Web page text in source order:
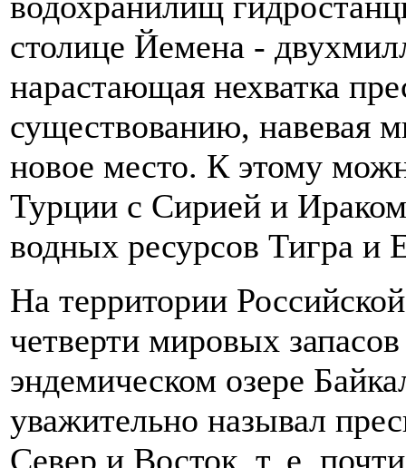
столице Йемена -
нарастающая нехватка
существованию, навевая
новое место. К этому
Турции с Сирией и
водных ресурсов Тигра и
На территории
четверти мировых
эндемическом озере
уважительно называл
Север и Восток, т. е.